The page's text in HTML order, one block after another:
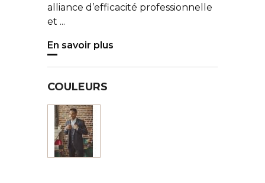
alliance d’efficacité professionnelle
et ...
En savoir plus
COULEURS